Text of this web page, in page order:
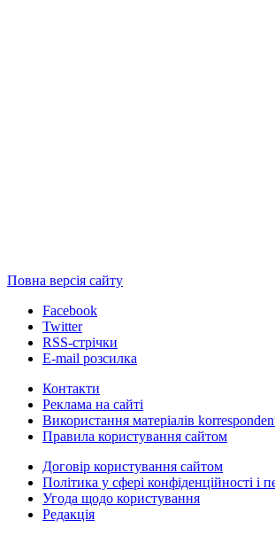
Повна версія сайту
Facebook
Twitter
RSS-стрічки
E-mail розсилка
Контакти
Реклама на сайті
Використання матеріалів
Правила користування сайтом
Договір користування сайтом
Політика у сфері конфіденційності і
Угода щодо користування
Редакція